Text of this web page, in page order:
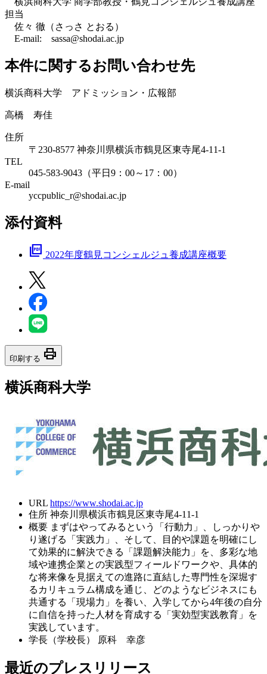
担当
佐々 徹（さっさ とおる）
E-mail: sassa@shodai.ac.jp
本件に関するお問い合わせ先
横浜商科大学 アドミッション・広報部
高橋 寿佳
住所
〒230-8577 神奈川県横浜市鶴見区東寺尾4-11-1
TEL
045-583-9043（平日9：00～17：00）
E-mail
yccpublic_r@shodai.ac.jp
添付資料
picture_as_pdf 2022年度鶴見コンシェルジュ養成講座概要
印刷する print
横浜商科大学
URL https://www.shodai.ac.jp
住所 神奈川県横浜市鶴見区東寺尾4-11-1
概要 まずはやってみるという「行動力」、しっかりや
り遂げる「実践力」、そして、目的や課題を明確にし
て効果的に解決できる「課題解決能力」を、多彩な地
域や連携企業との実践型フィールドワークや、具体的
な将来像を見据えての進路に直結した専門性を深堀す
るカリキュラム構成を通じ、どのようなビジネスにも
共通する「現場力」を養い、入学してから4年後の自分
に自信を持った人材を育成する「実効型実践教育」を
実践しています。
学長（学校長）
原科 幸彦
最近のプレスリリース